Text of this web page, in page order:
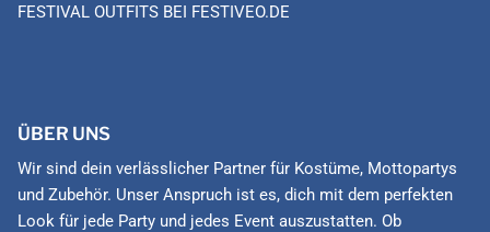
FESTIVAL OUTFITS BEI FESTIVEO.DE
ÜBER UNS
Wir sind dein verlässlicher Partner für Kostüme, Mottopartys
und Zubehör. Unser Anspruch ist es, dich mit dem perfekten
Look für jede Party und jedes Event auszustatten. Ob